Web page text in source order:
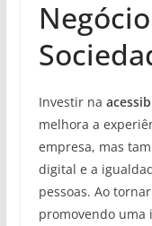
Investir na
melhora a
empresa, mas
digital e a
pessoas. Ao
promovendo uma